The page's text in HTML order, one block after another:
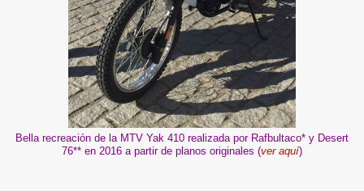
Bella recreación de la MTV Yak 410 realizada por Rafbultaco* y Desert
76** en 2016 a partir de planos originales (ver aquí)